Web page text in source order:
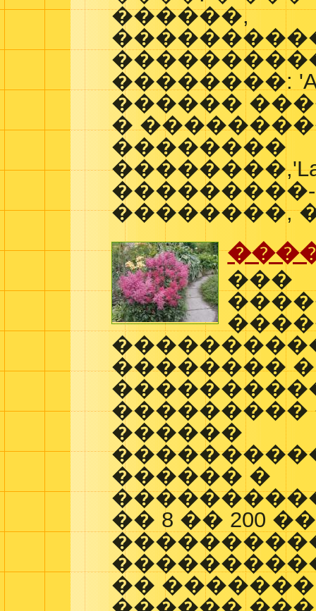
������,
��������:
������
�
��������
��������,
���
�������� �
���������
������
������ �
�� 8 �� 200
��